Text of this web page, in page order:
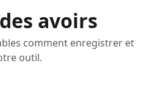
avoirs
comment enregistrer et
outil.